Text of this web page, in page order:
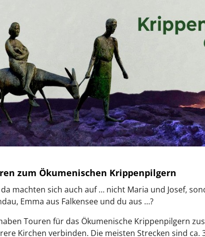
zum Ökumenischen Krippenpilgern
machten sich auch auf … nicht Maria und Josef,
Emma aus Falkensee und du aus …?
Touren für das Ökumenische Krippenpilgern
Kirchen verbinden. Die meisten Strecken sind ca.